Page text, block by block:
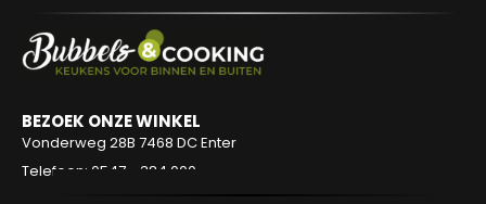
BEZOEK ONZE WINKEL
Vonderweg 28B 7468 DC Enter
Telefoon: 0547 - 384 000